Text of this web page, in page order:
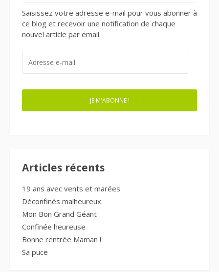
Saisissez votre adresse e-mail pour vous abonner à
ce blog et recevoir une notification de chaque
nouvel article par email.
MAIL
JE M'ABONNE !
Articles récents
19 ans avec vents et marées
Déconfinés malheureux
Mon Bon Grand Géant
Confinée heureuse
Bonne rentrée Maman !
Sa puce